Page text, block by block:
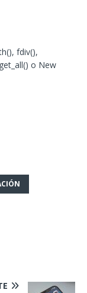
fdiv(),
o New